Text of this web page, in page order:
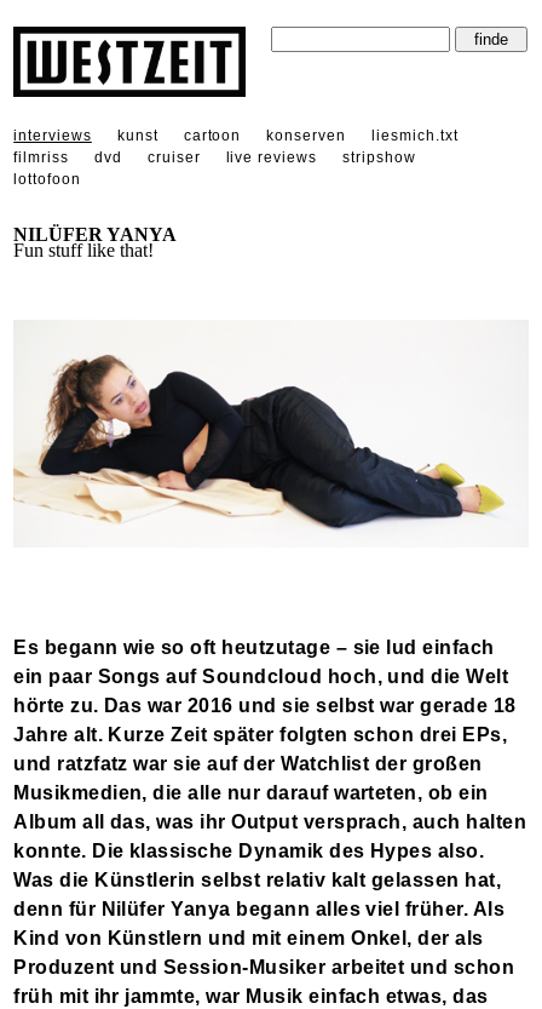
interviews kunst cartoon konserven
liesmich.txt
filmriss
dvd cruiser live reviews
stripshow
lottofoon
NILÜFER YANYA
Fun stuff like that!
Es begann wie so oft heutzutage – sie lud einfach
ein paar Songs auf Soundcloud hoch, und die Welt
hörte zu. Das war 2016 und sie selbst war gerade 18
Jahre alt. Kurze Zeit später folgten schon drei EPs,
und ratzfatz war sie auf der Watchlist der großen
Musikmedien, die alle nur darauf warteten, ob ein
Album all das, was ihr Output versprach, auch halten
konnte. Die klassische Dynamik des Hypes also.
Was die Künstlerin selbst relativ kalt gelassen hat,
denn für Nilüfer Yanya begann alles viel früher. Als
Kind von Künstlern und mit einem Onkel, der als
Produzent und Session-Musiker arbeitet und schon
früh mit ihr jammte, war Musik einfach etwas, das